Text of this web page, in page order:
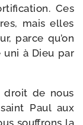
Ces
mais elles
parce qu’on
uni à Dieu par
droit de nous
Paul aux
souf­frons la